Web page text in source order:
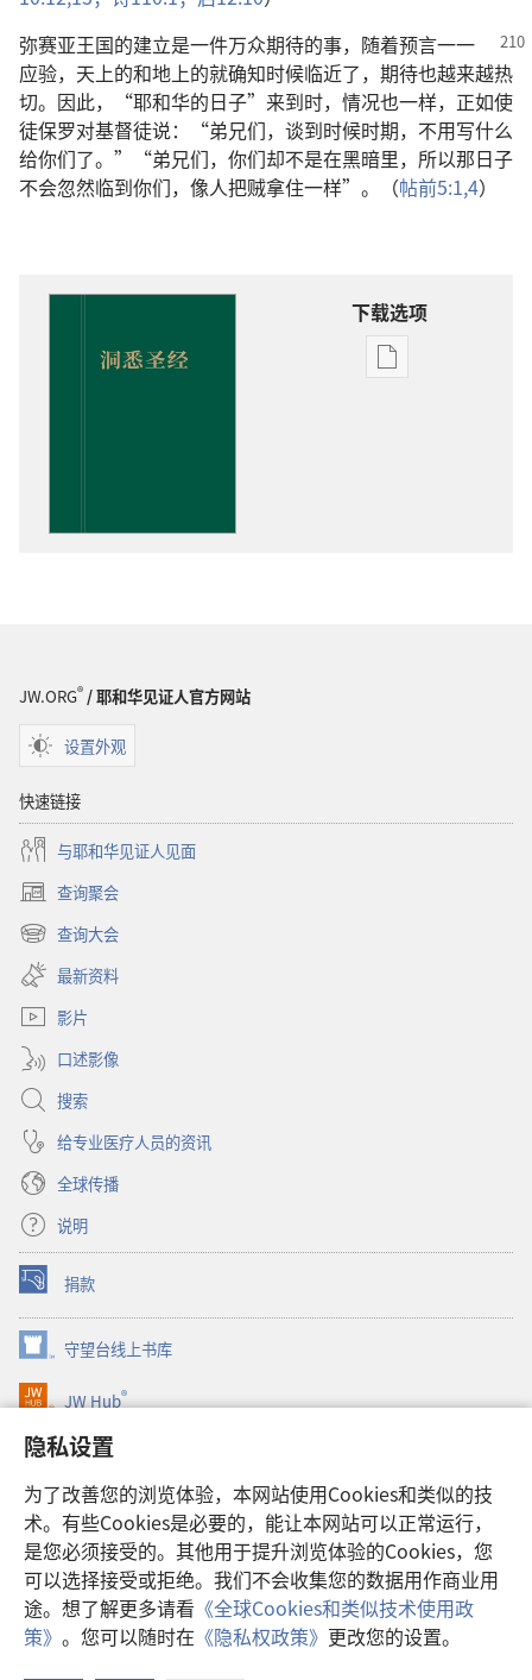
隐私设置
为了改善您的浏览体验，本网站使用Cookies和类似的技
术。有些Cookies是必要的，能让本网站可以正常运行，
是您必须接受的。其他用于提升浏览体验的Cookies，您
可以选择接受或拒绝。我们不会收集您的数据用作商业用
途。想了解更多请看 《全球Cookies和类似技术使用政
策》 。您可以随时在 《隐私权政策》 更改您的设置。
弥赛亚王国的建立是一件万众期待的事，随着预言一一
应验，天上的和地上的就确知时候临近了，期待也越来越热
切。因此，“耶和华的日子”来到时，情况也一样，正如使
徒保罗对基督徒说：“弟兄们，谈到时候时期，不用写什么
给你们了。”“弟兄们，你们却不是在黑暗里，所以那日子
不会忽然临到你们，像人把贼拿住一样”。（帖前5:1,4）
下载选项
出
JW.ORG®/ 耶和华见证人官方网站
设置外观
快速链接
与耶和华见证人见面
查询聚会
（打
开
新
窗
口）
查询大会
（打
开
新
窗
最新资料
影片
口述影像
搜索
给专业医疗人员的资讯
全球传播
说明
捐款
（打
开
新
窗
口）
守望台线上书库
（打
开
新
口）
JW Hub®
（打
开
新
口）
JW Library®
Watchtower Library
Copyright© 2026 Watch Tower Bible and Tract Society of Pennsylvania.
使用条款|隐私权政策| 隐私设置